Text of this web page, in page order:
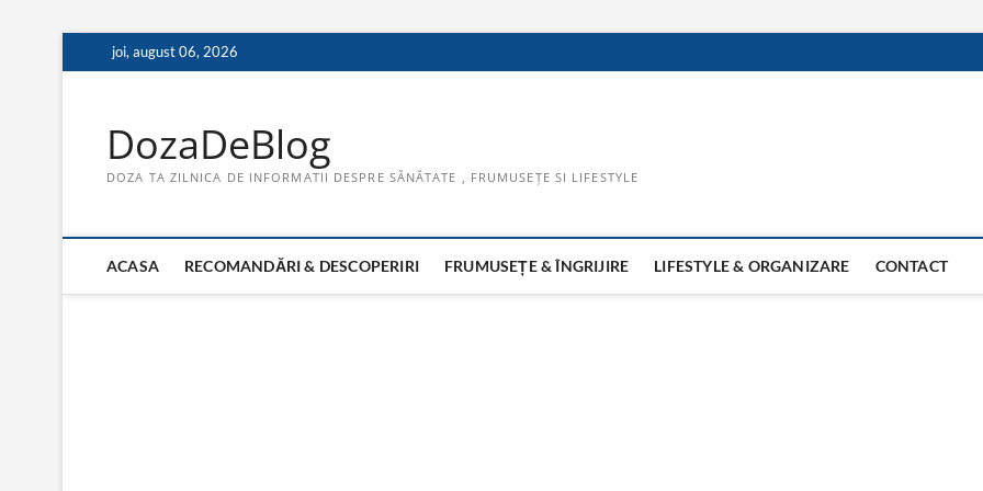
to
joi, august 06, 2026
DozaDeBlog
DOZA TA ZILNICA DE INFORMATII DESPRE SĂNĂTATE , FRUMUSEȚE SI LIFESTYLE
ACASA RECOMANDĂRI & DESCOPERIRI FRUMUSEȚE & ÎNGRIJIRE LIFESTYLE & ORGANIZARE CONTACT